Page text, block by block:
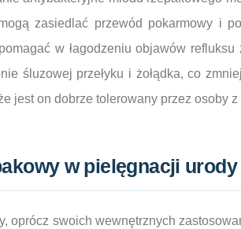
zasiedlać przewód pokarmowy i
w łagodzeniu objawów refluksu
śluzowej przełyku i żołądka, co
jest on dobrze tolerowany przez osoby z
w pielęgnacji
oprócz swoich wewnętrznych